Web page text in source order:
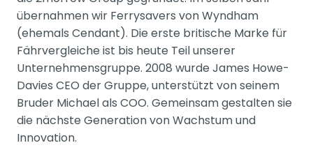
übernahmen wir Ferrysavers von Wyndham
(ehemals Cendant). Die erste britische Marke für
Fährvergleiche ist bis heute Teil unserer
Unternehmensgruppe. 2008 wurde James Howe-
Davies CEO der Gruppe, unterstützt von seinem
Bruder Michael als COO. Gemeinsam gestalten sie
die nächste Generation von Wachstum und
Innovation.